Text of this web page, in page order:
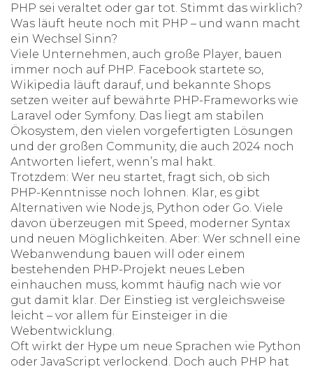
PHP sei veraltet oder gar tot. Stimmt das wirklich?
Was läuft heute noch mit PHP – und wann macht
ein Wechsel Sinn?
Viele Unternehmen, auch große Player, bauen
immer noch auf PHP. Facebook startete so,
Wikipedia läuft darauf, und bekannte Shops
setzen weiter auf bewährte PHP-Frameworks wie
Laravel oder Symfony. Das liegt am stabilen
Ökosystem, den vielen vorgefertigten Lösungen
und der großen Community, die auch 2024 noch
Antworten liefert, wenn’s mal hakt.
Trotzdem: Wer neu startet, fragt sich, ob sich
PHP-Kenntnisse noch lohnen. Klar, es gibt
Alternativen wie Node.js, Python oder Go. Viele
davon überzeugen mit Speed, moderner Syntax
und neuen Möglichkeiten. Aber: Wer schnell eine
Webanwendung bauen will oder einem
bestehenden PHP-Projekt neues Leben
einhauchen muss, kommt häufig nach wie vor
gut damit klar. Der Einstieg ist vergleichsweise
leicht – vor allem für Einsteiger in die
Webentwicklung.
Oft wirkt der Hype um neue Sprachen wie Python
oder JavaScript verlockend. Doch auch PHP hat